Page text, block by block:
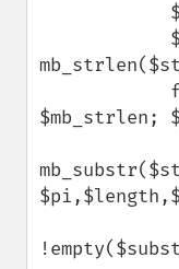
$mb_strlen;